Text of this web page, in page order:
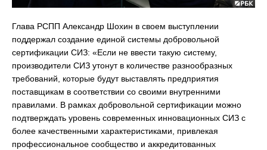
Глава РСПП Александр Шохин в своем выступлении
поддержал создание единой системы добровольной
сертификации СИЗ: «Если не ввести такую систему,
производители СИЗ утонут в количестве разнообразных
требований, которые будут выставлять предприятия
поставщикам в соответствии со своими внутренними
правилами. В рамках добровольной сертификации можно
подтверждать уровень современных инновационных СИЗ с
более качественными характеристиками, привлекая
профессиональное сообщество и аккредитованных